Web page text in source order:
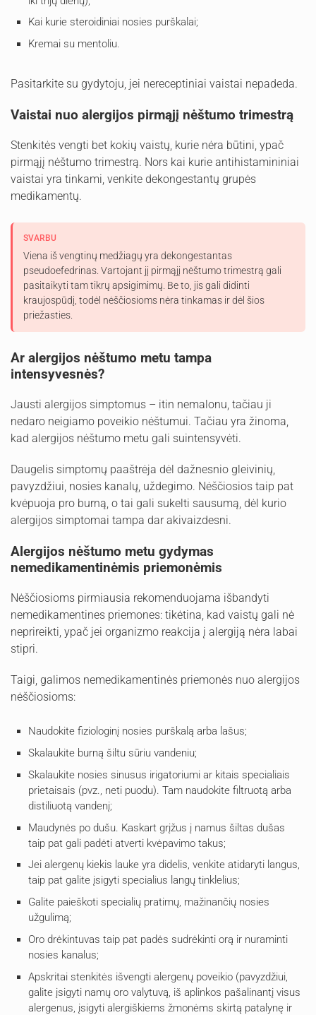
Kai kurie steroidiniai nosies purškalai;
Kremai su mentoliu.
Pasitarkite su gydytoju, jei nereceptiniai vaistai nepadeda.
Vaistai nuo alergijos pirmąjį nėštumo trimestrą
Stenkitės vengti bet kokių vaistų, kurie nėra būtini, ypač
pirmąjį nėštumo trimestrą. Nors kai kurie antihistamininiai
vaistai yra tinkami, venkite dekongestantų grupės
medikamentų.
SVARBU
Viena iš vengtinų medžiagų yra dekongestantas
pseudoefedrinas. Vartojant jį pirmąjį nėštumo trimestrą gali
pasitaikyti tam tikrų apsigimimų. Be to, jis gali didinti
kraujospūdį, todėl nėščiosioms nėra tinkamas ir dėl šios
priežasties.
Ar alergijos nėštumo metu tampa
intensyvesnės?
Jausti alergijos simptomus – itin nemalonu, tačiau ji
nedaro neigiamo poveikio nėštumui. Tačiau yra žinoma,
kad alergijos nėštumo metu gali suintensyvėti.
Daugelis simptomų paaštrėja dėl dažnesnio gleivinių,
pavyzdžiui, nosies kanalų, uždegimo. Nėščiosios taip pat
kvėpuoja pro burną, o tai gali sukelti sausumą, dėl kurio
alergijos simptomai tampa dar akivaizdesni.
Alergijos nėštumo metu gydymas
nemedikamentinėmis priemonėmis
Nėščiosioms pirmiausia rekomenduojama išbandyti
nemedikamentines priemones: tikėtina, kad vaistų gali nė
neprireikti, ypač jei organizmo reakcija į alergiją nėra labai
stipri.
Taigi, galimos nemedikamentinės priemonės nuo alergijos
nėščiosioms:
Naudokite fiziologinį nosies purškalą arba lašus;
Skalaukite burną šiltu sūriu vandeniu;
Skalaukite nosies sinusus irigatoriumi ar kitais specialiais
prietaisais (pvz., neti puodu). Tam naudokite filtruotą arba
distiliuotą vandenį;
Maudynės po dušu. Kaskart grįžus į namus šiltas dušas
taip pat gali padėti atverti kvėpavimo takus;
Jei alergenų kiekis lauke yra didelis, venkite atidaryti langus,
taip pat galite įsigyti specialius langų tinklelius;
Galite paieškoti specialių pratimų, mažinančių nosies
užgulimą;
Oro drėkintuvas taip pat padės sudrėkinti orą ir nuraminti
nosies kanalus;
Apskritai stenkitės išvengti alergenų poveikio (pavyzdžiui,
galite įsigyti namų oro valytuvą, iš aplinkos pašalinantį visus
alergenus, įsigyti alergiškiems žmonėms skirtą patalynę ir